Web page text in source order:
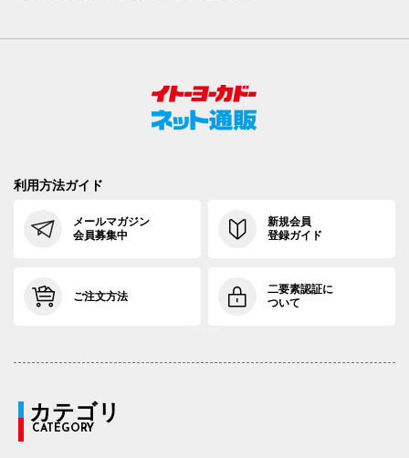
利用方法ガイド
メールマガジン
会員募集中
新規会員
登録ガイド
ご注文方法
二要素認証に
ついて
カテゴリ
CATEGORY